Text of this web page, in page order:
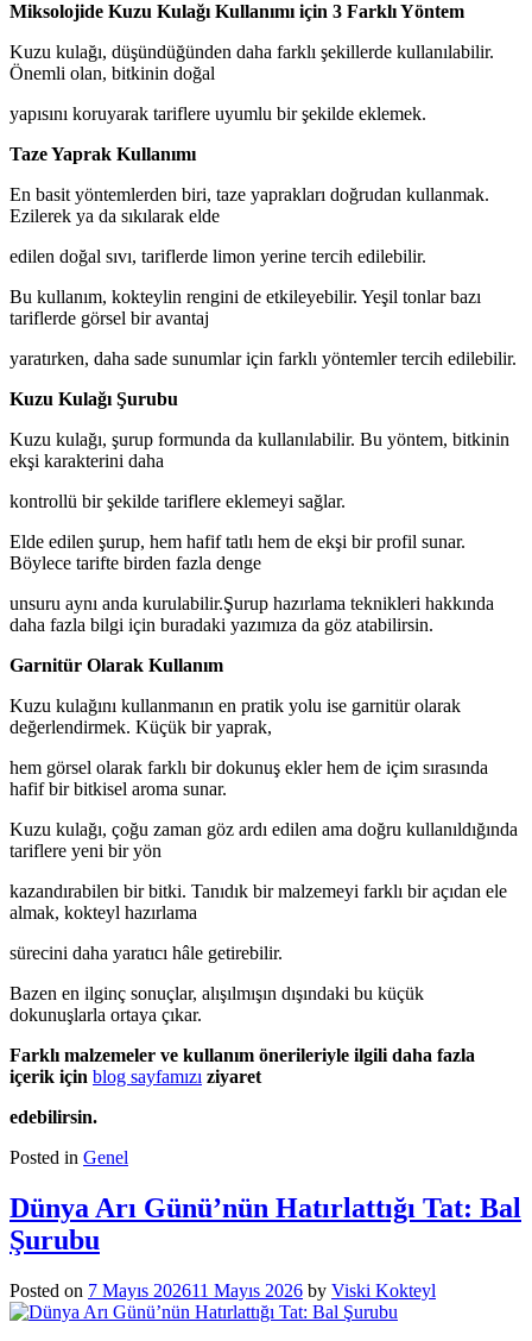
Miksolojide Kuzu Kulağı Kullanımı için 3 Farklı Yöntem
Kuzu kulağı, düşündüğünden daha farklı şekillerde kullanılabilir.
Önemli olan, bitkinin doğal
yapısını koruyarak tariflere uyumlu bir şekilde eklemek.
Taze Yaprak Kullanımı
En basit yöntemlerden biri, taze yaprakları doğrudan kullanmak.
Ezilerek ya da sıkılarak elde
edilen doğal sıvı, tariflerde limon yerine tercih edilebilir.
Bu kullanım, kokteylin rengini de etkileyebilir. Yeşil tonlar bazı
tariflerde görsel bir avantaj
yaratırken, daha sade sunumlar için farklı yöntemler tercih edilebilir.
Kuzu Kulağı Şurubu
Kuzu kulağı, şurup formunda da kullanılabilir. Bu yöntem, bitkinin
ekşi karakterini daha
kontrollü bir şekilde tariflere eklemeyi sağlar.
Elde edilen şurup, hem hafif tatlı hem de ekşi bir profil sunar.
Böylece tarifte birden fazla denge
unsuru aynı anda kurulabilir.Şurup hazırlama teknikleri hakkında
daha fazla bilgi için buradaki yazımıza da göz atabilirsin.
Garnitür Olarak Kullanım
Kuzu kulağını kullanmanın en pratik yolu ise garnitür olarak
değerlendirmek. Küçük bir yaprak,
hem görsel olarak farklı bir dokunuş ekler hem de içim sırasında
hafif bir bitkisel aroma sunar.
Kuzu kulağı, çoğu zaman göz ardı edilen ama doğru kullanıldığında
tariflere yeni bir yön
kazandırabilen bir bitki. Tanıdık bir malzemeyi farklı bir açıdan ele
almak, kokteyl hazırlama
sürecini daha yaratıcı hâle getirebilir.
Bazen en ilginç sonuçlar, alışılmışın dışındaki bu küçük
dokunuşlarla ortaya çıkar.
Farklı malzemeler ve kullanım önerileriyle ilgili daha fazla
içerik için blog sayfamızı ziyaret
edebilirsin.
Posted in Genel
Dünya Arı Günü’nün Hatırlattığı Tat: Bal
Şurubu
Posted on 7 Mayıs 202611 Mayıs 2026 by Viski Kokteyl